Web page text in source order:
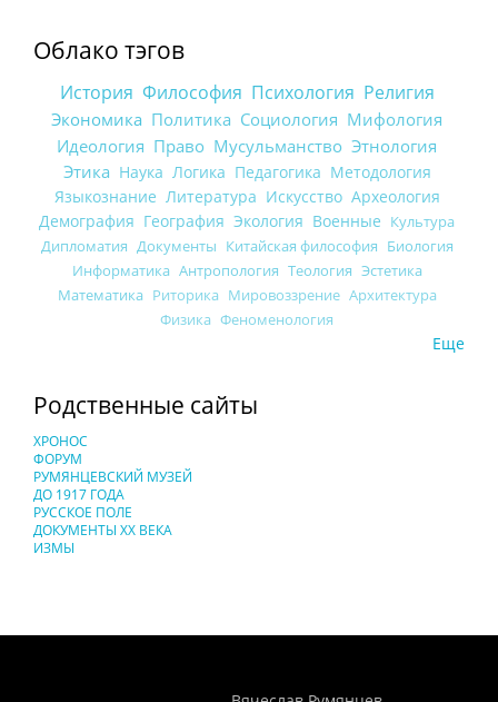
Облако тэгов
История Философия Психология Религия
Экономика Политика Социология Мифология
Идеология Право Мусульманство Этнология
Этика Наука Логика Педагогика Методология
Языкознание Литература Искусство Археология
Демография География Экология Военные Культура
Дипломатия Документы Китайская философия Биология
Информатика Антропология Теология Эстетика
Математика Риторика Мировоззрение Архитектура
Физика Феноменология
Еще
Родственные сайты
ХРОНОС
ФОРУМ
РУМЯНЦЕВСКИЙ МУЗЕЙ
ДО 1917 ГОДА
РУССКОЕ ПОЛЕ
ДОКУМЕНТЫ XX ВЕКА
ИЗМЫ